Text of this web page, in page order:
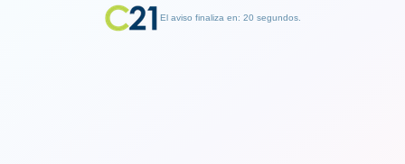
El aviso finaliza en: 19 segundos.